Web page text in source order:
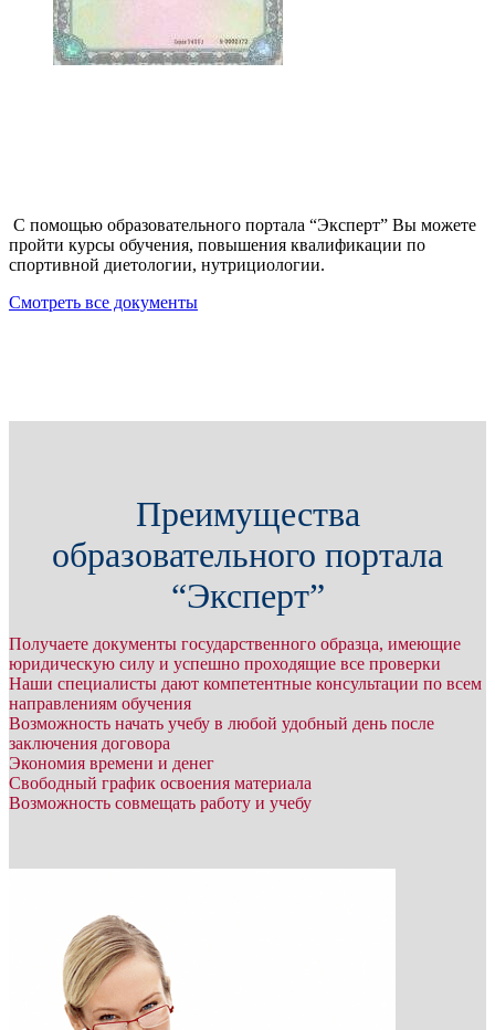
С помощью образовательного портала “Эксперт” Вы можете
пройти курсы обучения, повышения квалификации по
спортивной диетологии, нутрициологии.
Смотреть все документы
Преимущества
образовательного портала
“Эксперт”
Получаете документы государственного образца, имеющие
юридическую силу и успешно проходящие все проверки
Наши специалисты дают компетентные консультации по всем
направлениям обучения
Возможность начать учебу в любой удобный день после
заключения договора
Экономия времени и денег
Свободный график освоения материала
Возможность совмещать работу и учебу